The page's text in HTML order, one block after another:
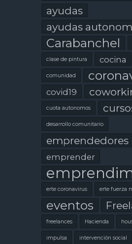
ayudas
ayudas
Carabanchel
clase de pintura cocina
comunidad
covid19
cuota autonomos
desarrollo comunitario
emprendedores
emprender
erte coronavirus erte fuerza
eventos
freelances Hacienda
impulsa intervención social